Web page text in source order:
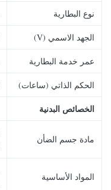
نوع البطارية
الجهد الاسمي (V)
عمر خدمة البطارية
الحكم الذاتي (ساعات)
الخصائص البدنية
مادة جسم الضأن
المواد الأساسية